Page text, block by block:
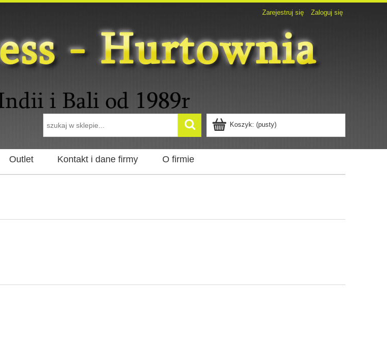
Zarejestruj się Zaloguj się
Koszyk: (pusty)
Outlet Kontakt i dane firmy O firmie